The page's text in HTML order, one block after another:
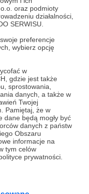
oraz podmioty
działalności,
SERWISU.
preferencje
wybierz opcję
w
gdzie jest także
sprostowania,
danych, a także w
Twojej
Pamiętaj, że w
dane będą mogły być
danych z państw
Obszaru
informacje na
tym celów
prywatności.
serwisu oraz
danych
w celu
Patronite.
elektroniczną
Opcja ta może zostać